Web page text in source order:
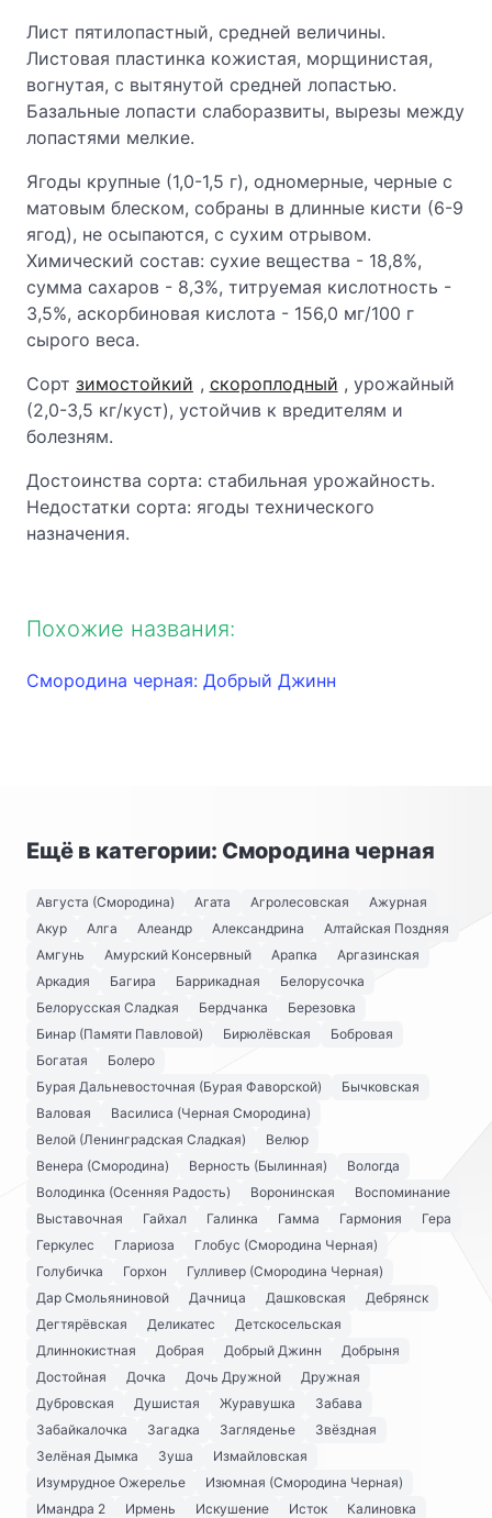
Лист пятилопастный, средней величины.
Листовая пластинка кожистая, морщинистая,
вогнутая, с вытянутой средней лопастью.
Базальные лопасти слаборазвиты, вырезы между
лопастями мелкие.
Ягоды крупные (1,0-1,5 г), одномерные, черные с
матовым блеском, собраны в длинные кисти (6-9
ягод), не осыпаются, с сухим отрывом.
Химический состав: сухие вещества - 18,8%,
сумма сахаров - 8,3%, титруемая кислотность -
3,5%, аскорбиновая кислота - 156,0 мг/100 г
сырого веса.
Сорт зимостойкий , скороплодный , урожайный
(2,0-3,5 кг/куст), устойчив к вредителям и
болезням.
Достоинства сорта: стабильная урожайность.
Недостатки сорта: ягоды технического
назначения.
Похожие названия:
Смородина черная: Добрый Джинн
Ещё в категории: Смородина черная
Августа (Смородина) Агата Агролесовская
Ажурная
Акур
Алга Алеандр Александрина
Алтайская Поздняя
Амгунь
Амурский Консервный Арапка
Аргазинская
Аркадия
Багира Баррикадная
Белорусочка
Белорусская Сладкая
Бердчанка
Березовка
Бинар (Памяти Павловой)
Бирюлёвская
Бобровая
Богатая
Болеро
Бурая Дальневосточная (Бурая Фаворской)
Бычковская
Валовая
Василиса (Черная Смородина)
Велой (Ленинградская Сладкая)
Велюр
Венера (Смородина)
Верность (Былинная)
Вологда
Володинка (Осенняя Радость)
Воронинская
Воспоминание
Выставочная
Гайхал Галинка Гамма Гармония
Гера
Геркулес
Глариоза
Глобус (Смородина Черная)
Голубичка
Горхон
Гулливер (Смородина Черная)
Дар Смольяниновой
Дачница Дашковская
Дебрянск
Дегтярёвская
Деликатес
Детскосельская
Длиннокистная
Добрая Добрый Джинн
Добрыня
Достойная
Дочка Дочь Дружной
Дружная
Дубровская
Душистая Журавушка
Забава
Забайкалочка
Загадка Загляденье
Звёздная
Зелёная Дымка
Зуша
Измайловская
Изумрудное Ожерелье
Изюмная (Смородина Черная)
Имандра 2
Ирмень Искушение Исток
Калиновка